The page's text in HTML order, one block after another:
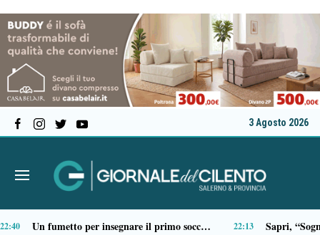
3 Agosto 2026
della mia vita… e fuori nevica” 19:19 Scario, Sorrentino: «Barche troppo vicine alla costa della Molara, più controlli» 19:18